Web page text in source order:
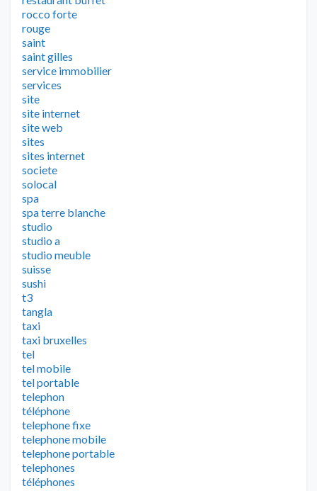
rocco forte
rouge
saint
saint gilles
service immobilier
services
site
site internet
site web
sites
sites internet
societe
solocal
spa
spa terre blanche
studio
studio a
studio meuble
suisse
sushi
t3
tangla
taxi
taxi bruxelles
tel
tel mobile
tel portable
telephon
téléphone
telephone fixe
telephone mobile
telephone portable
telephones
téléphones